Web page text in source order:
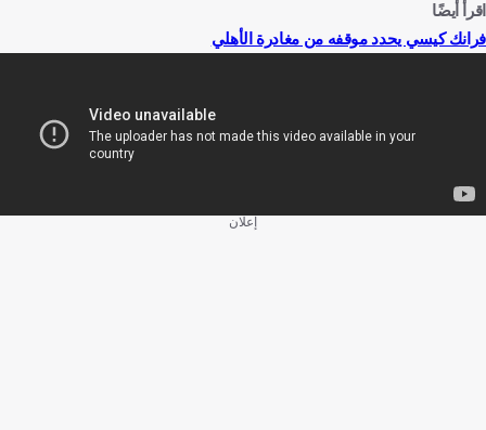
اقرأ أيضًا
فرانك كيسي يحدد موقفه من مغادرة الأهلي
إعلان